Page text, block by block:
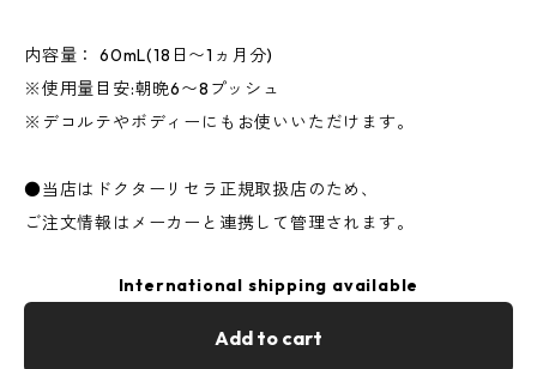
内容量： 60mL(18日〜1ヵ月分)
※使用量目安:朝晩6〜8プッシュ
※デコルテやボディーにもお使いいただけます。
●当店はドクターリセラ正規取扱店のため、
ご注文情報はメーカーと連携して管理されます。
International shipping available
Add to cart